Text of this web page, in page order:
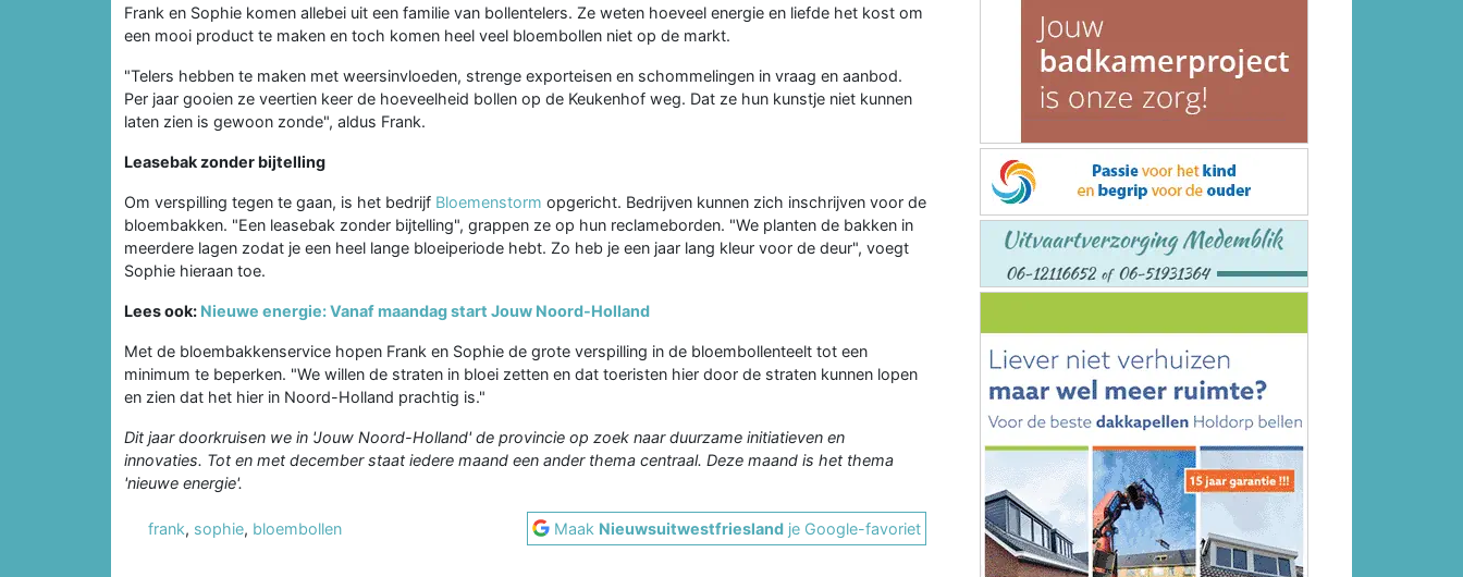
Frank en Sophie komen allebei uit een familie van bollentelers. Ze weten hoeveel energie en liefde het kost om
een mooi product te maken en toch komen heel veel bloembollen niet op de markt.
"Telers hebben te maken met weersinvloeden, strenge exporteisen en schommelingen in vraag en aanbod.
Per jaar gooien ze veertien keer de hoeveelheid bollen op de Keukenhof weg. Dat ze hun kunstje niet kunnen
laten zien is gewoon zonde", aldus Frank.
Leasebak zonder bijtelling
Om verspilling tegen te gaan, is het bedrijf Bloemenstorm opgericht. Bedrijven kunnen zich inschrijven voor de
bloembakken. "Een leasebak zonder bijtelling", grappen ze op hun reclameborden. "We planten de bakken in
meerdere lagen zodat je een heel lange bloeiperiode hebt. Zo heb je een jaar lang kleur voor de deur", voegt
Sophie hieraan toe.
Lees ook: Nieuwe energie: Vanaf maandag start Jouw Noord-Holland
Met de bloembakkenservice hopen Frank en Sophie de grote verspilling in de bloembollenteelt tot een
minimum te beperken. "We willen de straten in bloei zetten en dat toeristen hier door de straten kunnen lopen
en zien dat het hier in Noord-Holland prachtig is."
Dit jaar doorkruisen we in 'Jouw Noord-Holland' de provincie op zoek naar duurzame initiatieven en
innovaties. Tot en met december staat iedere maand een ander thema centraal. Deze maand is het thema
'nieuwe energie'.
frank, sophie, bloembollen Maak Nieuwsuitwestfriesland je Google-favoriet